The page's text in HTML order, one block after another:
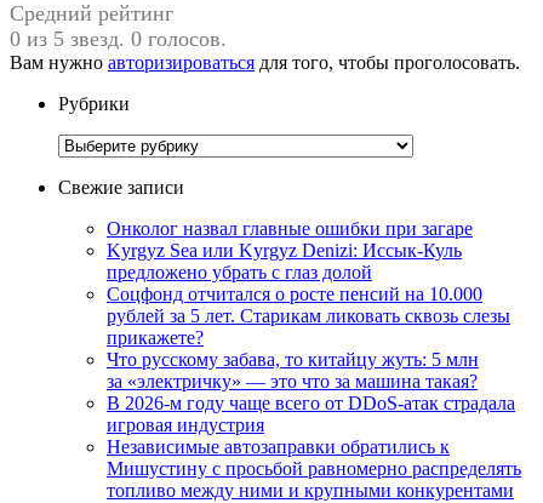
Средний рейтинг
0 из 5 звезд. 0 голосов.
Вам нужно авторизироваться для того, чтобы проголосовать.
Рубрики
Рубрики
Свежие записи
Онколог назвал главные ошибки при загаре
Kyrgyz Sea или Kyrgyz Denizi: Иссык-Куль
предложено убрать с глаз долой
Соцфонд отчитался о росте пенсий на 10.000
рублей за 5 лет. Старикам ликовать сквозь слезы
прикажете?
Что русскому забава, то китайцу жуть: 5 млн
за «электричку» — это что за машина такая?
В 2026-м году чаще всего от DDoS-атак страдала
игровая индустрия
Независимые автозаправки обратились к
Мишустину с просьбой равномерно распределять
топливо между ними и крупными конкурентами